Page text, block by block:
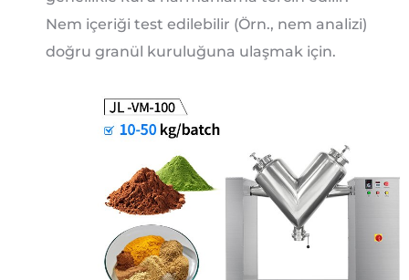
Nem içeriği test edilebilir (Örn., nem analizi)
doğru granül kuruluğuna ulaşmak için.